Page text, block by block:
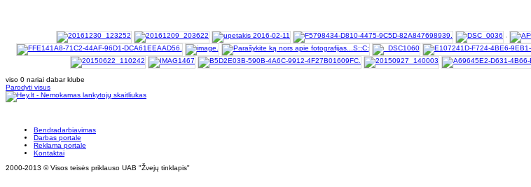
viso 0 nariai dabar klube
Parodyti visus
Bendradarbiavimas
Darbas portale
Reklama portale
Kontaktai
2000-2013 © Visos teisės priklauso UAB "Žvejų tinklapis"